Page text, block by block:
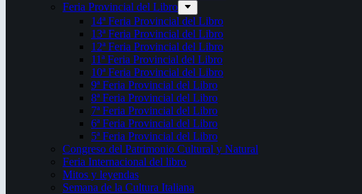
Feria Provincial del Libro
14ª Feria Provincial del Libro
13ª Feria Provincial del Libro
12ª Feria Provincial del Libro
11ª Feria Provincial del Libro
10ª Feria Provincial del Libro
9ª Feria Provincial del Libro
8ª Feria Provincial del Libro
7ª Feria Provincial del Libro
6ª Feria Provincial del Libro
5ª Feria Provincial del Libro
Congreso del Patrimonio Cultural y Natural
Feria Internacional del libro
Mitos y leyendas
Semana de la Cultura Italiana